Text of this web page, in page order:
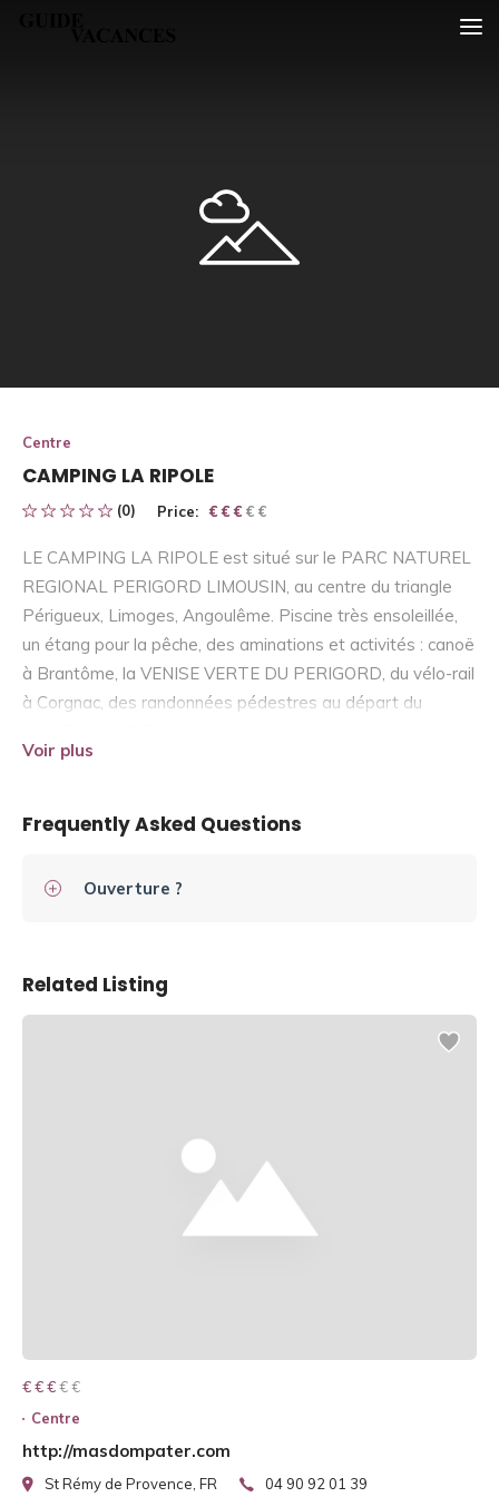
Centre
CAMPING LA RIPOLE
(0) Price: € € € € €
€ € €
LE CAMPING LA RIPOLE est situé sur le PARC NATUREL
REGIONAL PERIGORD LIMOUSIN, au centre du triangle
Périgueux, Limoges, Angoulême. Piscine très ensoleillée,
un étang pour la pêche, des aminations et activités : canoë
à Brantôme, la VENISE VERTE DU PERIGORD, du vélo-rail
à Corgnac, des randonnées pédestres au départ du
excursionner vers les châteaux de Villars, Bourdeilles,
Côle, etc…. Locations chalets, mobilhomes, caravanes.
Voir plus
Frequently Asked Questions
Ouverture ?
Related Listing
€ € € € €
€ € €
Centre
http://masdompater.com
St Rémy de Provence, FR 04 90 92 01 39